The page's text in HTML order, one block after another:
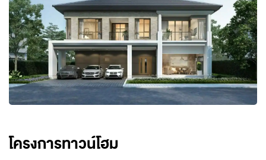
โครงการทาวน์โฮม